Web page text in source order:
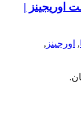
اوریجینز |
, اورجينز ,